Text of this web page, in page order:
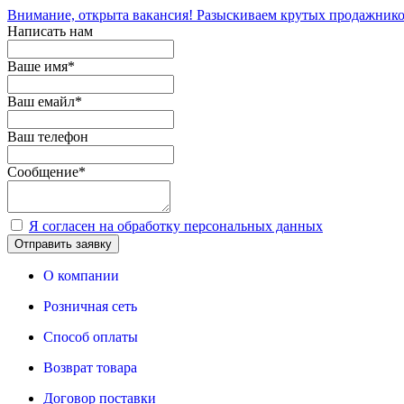
Внимание, открыта вакансия! Разыскиваем крутых
Написать нам
Ваше имя*
Ваш емайл*
Ваш телефон
Сообщение*
Я согласен на обработку персональных данных
Отправить заявку
О компании
Розничная сеть
Способ оплаты
Возврат товара
Договор поставки